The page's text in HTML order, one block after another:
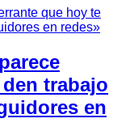
trabajo
en